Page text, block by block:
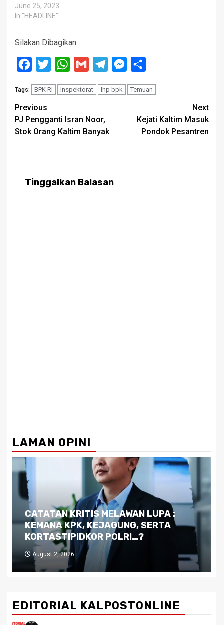
June 25, 2023
In "HEADLINE"
Silakan Dibagikan
Facebook
Twitter WhatsApp
Gmail TelegramMessenger
Tags: BPK RI Inspektorat lhp bpk Temuan
Post
navigation
Previous
PJ Pengganti Isran Noor,
Stok Orang Kaltim Banyak
Next
Kejati Kaltim Masuk
Pondok Pesantren
Tinggalkan Balasan
LAMAN OPINI
Dilema Kaltim di Tengah Krisis:
Kutukan Sumber Daya Alam dan
Pemimpin yang Tak Kreatif
July 29, 2026
EDITORIAL KALPOSTONLINE